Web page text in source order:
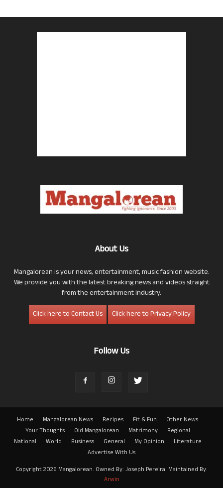
About Us
Mangalorean is your news, entertainment, music fashion website.
We provide you with the latest breaking news and videos straight
from the entertainment industry.
Click here to Contact Us
Click here to Privacy Policy
Follow Us
Home Mangalorean News Recipes Fit & Fun
Other News
Your Thoughts
Old Mangalorean Matrimony
Regional
National
World Business General My Opinion
Literature
Advertise With Us
Copyright 2026 Mangalorean. Owned By: Joseph Pereira. Maintained By:
Arwin